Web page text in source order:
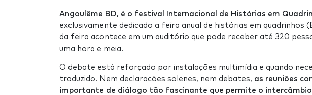
Angoulême BD, é o festival Internacional de Histórias em
exclusivamente dedicado a feira anual de histórias em quadrinhos
da feira acontece em um auditório que pode receber até 320
uma hora e meia.
O debate está reforçado por instalações multimídia e quando
traduzido. Nem declaracões solenes, nem debates, as reuniões
importante de diálogo tão fascinante que permite o